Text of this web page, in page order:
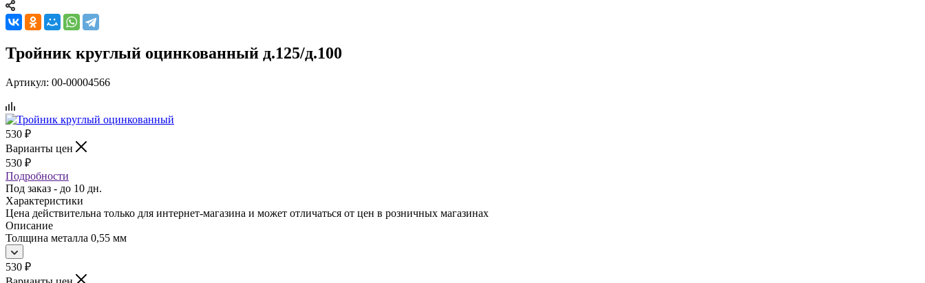
Тройник круглый оцинкованный д.125/д.100
Артикул: 00-00004566
530 ₽
Варианты цен
530 ₽
Подробности
Под заказ - до 10 дн.
Характеристики
Цена действительна только для интернет-магазина и может отличаться от цен в розничных магазинах
Описание
Толщина металла 0,55 мм
530 ₽